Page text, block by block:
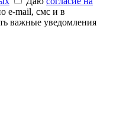
e-mail, смс и в
важные уведомления